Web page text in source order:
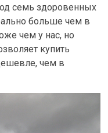
семь здоровенных
больше чем в
чем у нас, но
купить
чем в